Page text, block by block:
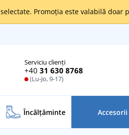
selectate. Promoția este valabilă doar
Serviciu clienți
+40 31 630 8768
(Lu-Jo, 9-17)
Încălţăminte Accesorii